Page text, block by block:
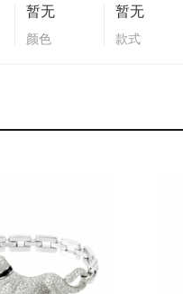
暂无
颜色
暂无
款式